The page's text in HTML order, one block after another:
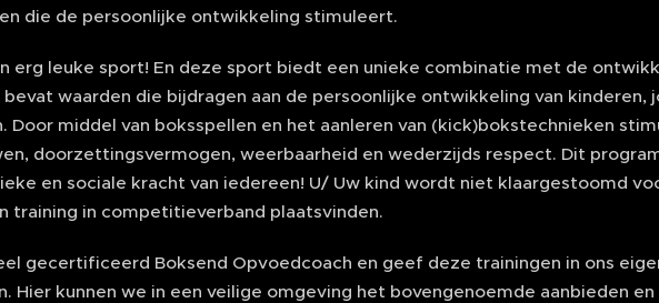
die de persoonlijke ontwikkeling stimuleert.
erg leuke sport! En deze sport biedt een unieke combinatie met de
bevat waarden die bijdragen aan de persoonlijke ontwikkeling van kinderen,
Door middel van boksspellen en het aanleren van (kick)bokstechnieken
doorzettingsvermogen, weerbaarheid en wederzijds respect. Dit
en sociale kracht van iedereen! U/ Uw kind wordt niet klaargestoomd
training in competitieverband plaatsvinden.
gecertificeerd Boksend Opvoedcoach en geef deze trainingen in ons
Hier kunnen we in een veilige omgeving het bovengenoemde aanbieden